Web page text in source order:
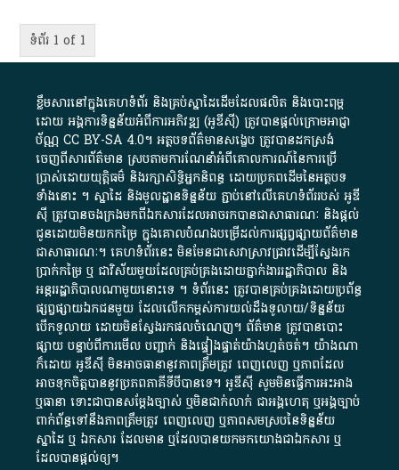
ទំព័រ 1 of 1
ខ្លឹមសារ​នៅ​ក្នុង​គេហទំព័រ និង​គ្រប់​ស្នា​ដៃ​ដើម​ដែល​ផលិត​ និង​បោះពុម្ព​
ដោយ​ អង្គការ​ទិន្នន័យ​អំពី​ការអភិវឌ្ឍ​​ (អូ​ឌី​ស៊ី)​ ត្រូវ​បាន​ផ្តល់​ក្រោម​អាជ្ញា
ប័ណ្ណ​CC BY-SA 4.0។​ អត្ថបទ​ព័ត៌មាន​សង្ខេប​ ត្រូវ​បាន​ដកស្រង់​
ចេញពី​សារព័ត៌មាន ស្របតាមការ​ណែនាំ​អំពី​គោលការណ៍​នៃ​ការ​ប្រើ
ប្រាស់​ដោយ​យុត្តិធម៌​ និង​រក្សាសិទ្ធិអ្នកនិពន្ធ ដោយ​ប្រភពដើម​នៃ​​អត្ថបទ
ទាំង​នោះ​ ។​ ស្នាដៃ​ និង​មូលដ្ឋាន​ទិន្នន័យ ​ភ្ជាប់​នៅ​លើ​គេហទំព័រ​របស់​ អូ​ឌី​
ស៊ី​ ត្រូវ​បាន​ចងក្រង​មក​ពី​ឯកសារ​ដែល​អាច​រក​បានជា​សាធារណៈ​ និង​ផ្តល់​
ជូន​ដោយ​មិន​យក​កម្រៃ​ ក្នុង​គោលបំណង​បម្រើ​ដល់ការ​ផ្សព្វផ្សាយ​ព័ត៌មាន​
ជា​សាធារណៈ​។​ គេហទំព័រ​នេះ​ មិនមែន​ជា​សេវា​ស្រាវជ្រាវ​ដើម្បី​ស្វែងរក
ប្រាក់​កម្រៃ​ ឬ​ ជា​វិស័យ​មួយ​ដែល​គ្រប់គ្រង​ដោយ​ភ្នាក់ងារ​រដ្ឋាភិបាល​ និង ​
អន្តររដ្ឋាភិបាល​ណាមួយ​នោះ​ទេ ​។​ ទំព័រ​នេះ​ ត្រូវ​បាន​គ្រប់គ្រង​ដោយ​ប្រព័ន្ធ​
ផ្សព្វផ្សាយ​ឯកជន​មួយ​ ដែល​លើកកម្ពស់​ការ​យល់​ដឹង​ទូលាយ​/​ទិន្នន័យ​
បើក​ទូលាយ​ ដោយ​មិនស្វែង​រក​ផល​ចំណេញ​។​ ព័ត៌មាន​ ត្រូវ​បាន​បោះ
ផ្សាយ​ បន្ទាប់​ពី​ការ​មើល​ បញ្ជាក់​ និង​ផ្ទៀងផ្ទាត់​យ៉ាង​ហ្មត់ចត់​។​ យ៉ាងណា​
ក៏​ដោយ​ អូ​ឌី​ស៊ី​ មិន​អាច​ធានា​នូវ​ភាព​ត្រឹមត្រូវ​ ពេញលេញ​ ឬ​ភាព​ដែល​
អាច​ទុកចិត្ត​បាននូវ​ប្រភព​ភាគី​ទី​បី​បាន​ទេ​។​ អូ​ឌី​ស៊ី​ សូម​មិន​ធ្វើការ​អះអាង​
ឬ​ធានា​ ទោះជា​បាន​សម្តែង​ច្បាស់​ ឬ​មិន​ជាក់លាក់​ ជា​អង្គហេតុ​ ឬ​អង្គច្បាប់​
ពាក់ព័ន្ធ​ទៅ​នឹង​ភាព​ត្រឹមត្រូវ​ ពេញលេញ​ ឬ​ភាព​សម​ស្រប​នៃ​ទិន្នន័យ​
ស្នាដៃ​ ឬ​ ឯកសារ​ ដែល​មាន​ ឬ​ដែល​បាន​យក​មក​យោង​ជា​ឯកសារ​ ឬ​
ដែល​បាន​ផ្តល់​ឲ្យ​។